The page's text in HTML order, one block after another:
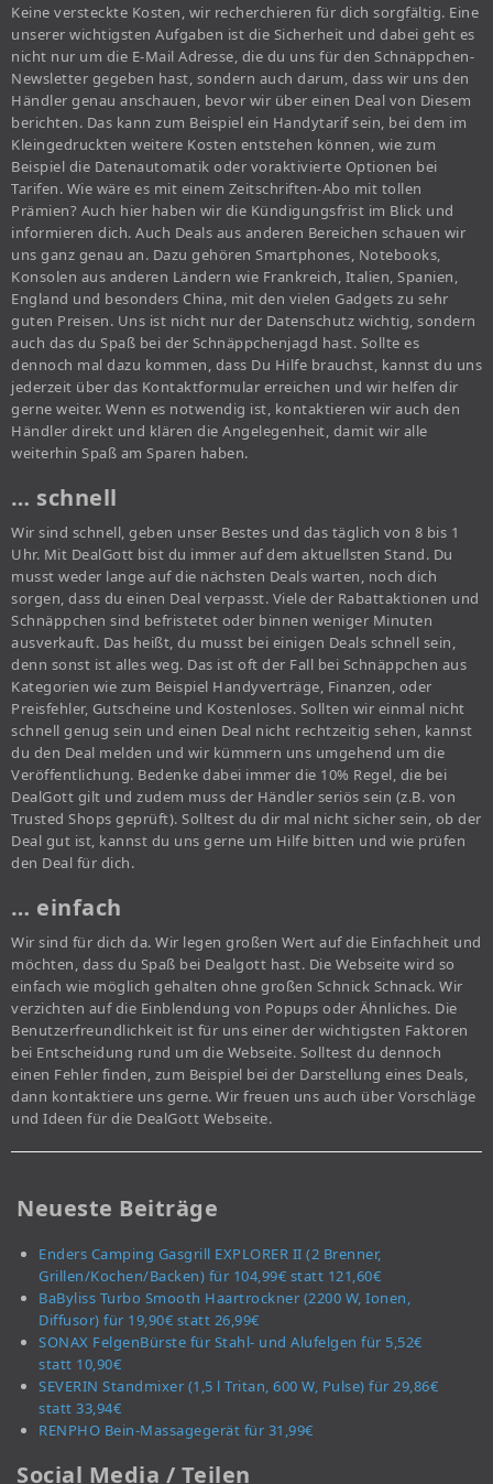
Keine versteckte Kosten, wir recherchieren für dich sorgfältig. Eine
unserer wichtigsten Aufgaben ist die Sicherheit und dabei geht es
nicht nur um die E-Mail Adresse, die du uns für den Schnäppchen-
Newsletter gegeben hast, sondern auch darum, dass wir uns den
Händler genau anschauen, bevor wir über einen Deal von Diesem
berichten. Das kann zum Beispiel ein Handytarif sein, bei dem im
Kleingedruckten weitere Kosten entstehen können, wie zum
Beispiel die Datenautomatik oder voraktivierte Optionen bei
Tarifen. Wie wäre es mit einem Zeitschriften-Abo mit tollen
Prämien? Auch hier haben wir die Kündigungsfrist im Blick und
informieren dich. Auch Deals aus anderen Bereichen schauen wir
uns ganz genau an. Dazu gehören Smartphones, Notebooks,
Konsolen aus anderen Ländern wie Frankreich, Italien, Spanien,
England und besonders China, mit den vielen Gadgets zu sehr
guten Preisen. Uns ist nicht nur der Datenschutz wichtig, sondern
auch das du Spaß bei der Schnäppchenjagd hast. Sollte es
dennoch mal dazu kommen, dass Du Hilfe brauchst, kannst du uns
jederzeit über das Kontaktformular erreichen und wir helfen dir
gerne weiter. Wenn es notwendig ist, kontaktieren wir auch den
Händler direkt und klären die Angelegenheit, damit wir alle
weiterhin Spaß am Sparen haben.
… schnell
Wir sind schnell, geben unser Bestes und das täglich von 8 bis 1
Uhr. Mit DealGott bist du immer auf dem aktuellsten Stand. Du
musst weder lange auf die nächsten Deals warten, noch dich
sorgen, dass du einen Deal verpasst. Viele der Rabattaktionen und
Schnäppchen sind befristetet oder binnen weniger Minuten
ausverkauft. Das heißt, du musst bei einigen Deals schnell sein,
denn sonst ist alles weg. Das ist oft der Fall bei Schnäppchen aus
Kategorien wie zum Beispiel Handyverträge, Finanzen, oder
Preisfehler, Gutscheine und Kostenloses. Sollten wir einmal nicht
schnell genug sein und einen Deal nicht rechtzeitig sehen, kannst
du den Deal melden und wir kümmern uns umgehend um die
Veröffentlichung. Bedenke dabei immer die 10% Regel, die bei
DealGott gilt und zudem muss der Händler seriös sein (z.B. von
Trusted Shops geprüft). Solltest du dir mal nicht sicher sein, ob der
Deal gut ist, kannst du uns gerne um Hilfe bitten und wie prüfen
den Deal für dich.
… einfach
Wir sind für dich da. Wir legen großen Wert auf die Einfachheit und
möchten, dass du Spaß bei Dealgott hast. Die Webseite wird so
einfach wie möglich gehalten ohne großen Schnick Schnack. Wir
verzichten auf die Einblendung von Popups oder Ähnliches. Die
Benutzerfreundlichkeit ist für uns einer der wichtigsten Faktoren
bei Entscheidung rund um die Webseite. Solltest du dennoch
einen Fehler finden, zum Beispiel bei der Darstellung eines Deals,
dann kontaktiere uns gerne. Wir freuen uns auch über Vorschläge
und Ideen für die DealGott Webseite.
Neueste Beiträge
Enders Camping Gasgrill EXPLORER II (2 Brenner,
Grillen/Kochen/Backen) für 104,99€ statt 121,60€
BaByliss Turbo Smooth Haartrockner (2200 W, Ionen,
Diffusor) für 19,90€ statt 26,99€
SONAX FelgenBürste für Stahl- und Alufelgen für 5,52€
statt 10,90€
SEVERIN Standmixer (1,5 l Tritan, 600 W, Pulse) für 29,86€
statt 33,94€
RENPHO Bein-Massagegerät für 31,99€
Social Media / Teilen